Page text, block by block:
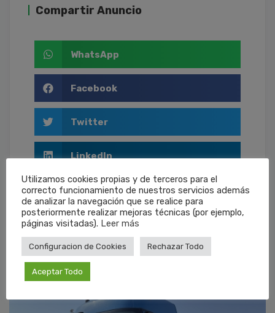
Compartir Anuncio
WhatsApp
Facebook
Twitter
LinkedIn
Email
ANUNCIOS RECIENTES
Utilizamos cookies propias y de terceros para el
correcto funcionamiento de nuestros servicios además
de analizar la navegación que se realice para
posteriormente realizar mejoras técnicas (por ejemplo,
páginas visitadas). Leer más
Configuracion de Cookies Rechazar Todo
Aceptar Todo